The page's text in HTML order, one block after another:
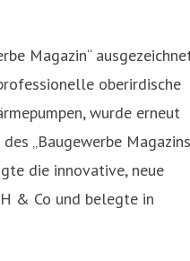
Magazin“
oberirdische
wurde erneut
„Baugewerbe
die innovative, neue
& Co und belegte in